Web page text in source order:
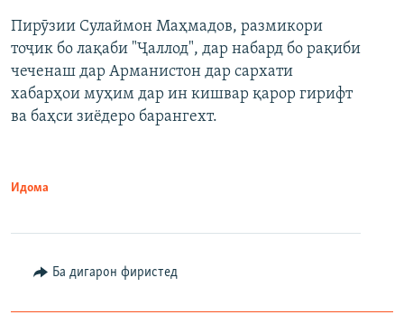
Auto 240p 360p 480p
720p 1080p
360p
480p
Пирӯзии Сулаймон Маҳмадов, размикори
тоҷик бо лақаби "Ҷаллод", дар набард бо рақиби
чеченаш дар Арманистон дар сархати
хабарҳои муҳим дар ин кишвар қарор гирифт
ва баҳси зиёдеро барангехт.
Идома
Ба дигарон фиристед